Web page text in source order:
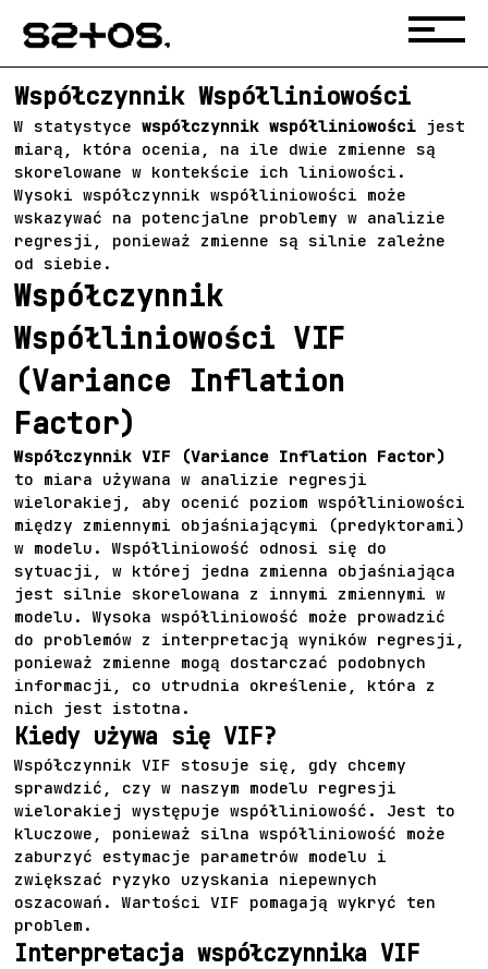
Współczynnik Współliniowości
W statystycewspółczynnik współliniowości jest
miarą, która ocenia, na ile dwie zmienne są
skorelowane w kontekście ich liniowości.
Wysoki współczynnik współliniowości może
wskazywać na potencjalne problemy w analizie
regresji, ponieważ zmienne są silnie zależne
od siebie.
Współczynnik
Współliniowości VIF
(Variance Inflation
Factor)
Współczynnik VIF (Variance Inflation Factor)
to miara używana w analizie regresji
wielorakiej, aby ocenić poziom współliniowości
między zmiennymi objaśniającymi (predyktorami)
w modelu. Współliniowość odnosi się do
sytuacji, w której jedna zmienna objaśniająca
jest silnie skorelowana z innymi zmiennymi w
modelu. Wysoka współliniowość może prowadzić
do problemów z interpretacją wyników regresji,
ponieważ zmienne mogą dostarczać podobnych
informacji, co utrudnia określenie, która z
nich jest istotna.
Kiedy używa się VIF?
Współczynnik VIF stosuje się, gdy chcemy
sprawdzić, czy w naszym modelu regresji
wielorakiej występuje współliniowość. Jest to
kluczowe, ponieważ silna współliniowość może
zaburzyć estymacje parametrów modelu i
zwiększać ryzyko uzyskania niepewnych
oszacowań. Wartości VIF pomagają wykryć ten
problem.
Interpretacja współczynnika VIF